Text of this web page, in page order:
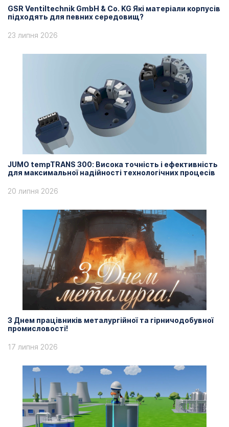
GSR Ventiltechnik GmbH & Co. KG Які матеріали корпусів
підходять для певних середовищ?
23 липня 2026
JUMO tempTRANS 300: Висока точність і ефективність
для максимальної надійності технологічних процесів
20 липня 2026
З Днем працівників металургійної та гірничодобувної
промисловості!
17 липня 2026